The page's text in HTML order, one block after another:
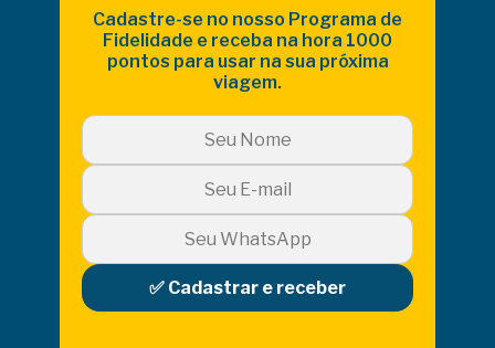
Cadastre-se no nosso Programa de
Fidelidade e receba na hora 1000
pontos para usar na sua próxima
viagem.